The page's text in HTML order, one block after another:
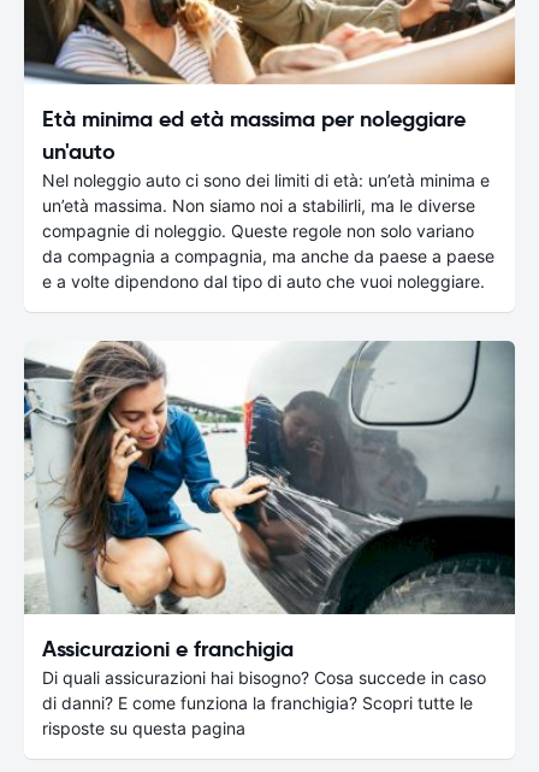
Età minima ed età massima per noleggiare
un'auto
Nel noleggio auto ci sono dei limiti di età: un’età minima e
un’età massima. Non siamo noi a stabilirli, ma le diverse
compagnie di noleggio. Queste regole non solo variano
da compagnia a compagnia, ma anche da paese a paese
e a volte dipendono dal tipo di auto che vuoi noleggiare.
Assicurazioni e franchigia
Di quali assicurazioni hai bisogno? Cosa succede in caso
di danni? E come funziona la franchigia? Scopri tutte le
risposte su questa pagina